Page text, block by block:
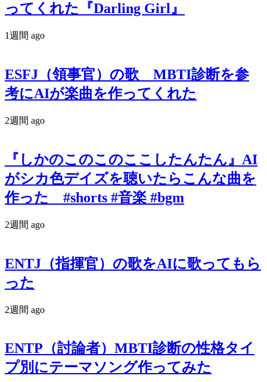
ってくれた『Darling Girl』
1週間 ago
ESFJ（領事官）の歌 MBTI診断を参
考にAIが楽曲を作ってくれた
2週間 ago
『しかのこのこのここしたんたん』AI
がシカ色デイズを聴いたらこんな曲を
作った #shorts #音楽 #bgm
2週間 ago
ENTJ（指揮官）の歌をAIに歌ってもら
った
2週間 ago
ENTP（討論者）MBTI診断の性格タイ
プ別にテーマソング作ってみた